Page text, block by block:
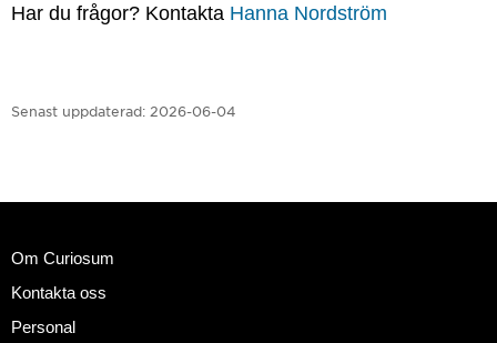
Har du frågor? Kontakta Hanna Nordström
Senast uppdaterad: 2026-06-04
Om Curiosum
Kontakta oss
Personal